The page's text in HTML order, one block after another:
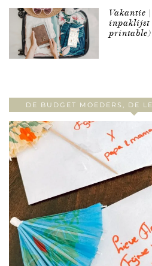
Vakantie
inpaklijst
printable)
DE BUDGET MOEDERS, DE